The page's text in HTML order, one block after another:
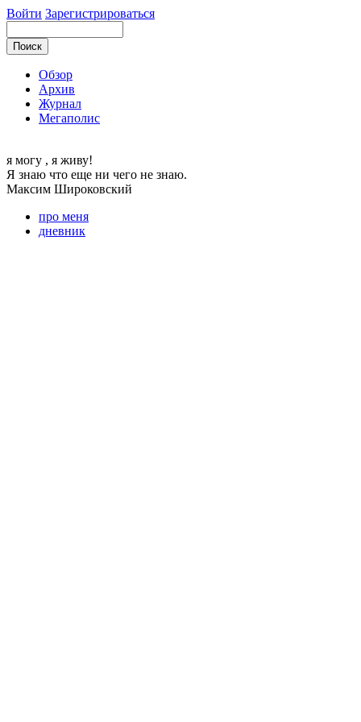
Войти Зарегистрироваться
Обзор
Архив
Журнал
Мегаполис
я могу , я живу!
Я знаю что еще ни чего не знаю.
Максим Широковский
про меня
дневник